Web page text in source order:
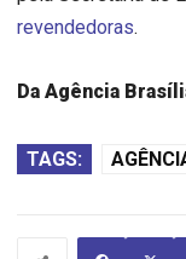
revendedoras.
Da Agência
TAGS: